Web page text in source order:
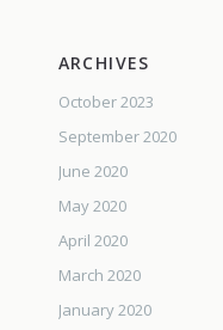
ARCHIVES
October 2023
September 2020
June 2020
May 2020
April 2020
March 2020
January 2020